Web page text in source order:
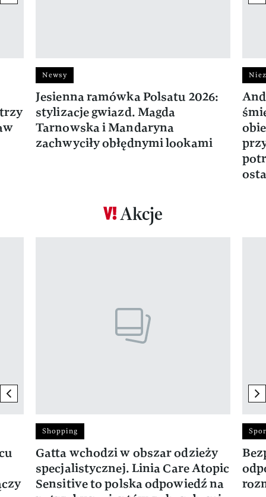
Newsy
Jesienna ramówka Polsatu 2026:
stylizacje gwiazd. Magda
Tarnowska i Mandaryna
zachwyciły obłędnymi lookami
Akcje
previous element
Shopping
Gatta wchodzi w obszar odzieży
specjalistycznej. Linia Care Atopic
Sensitive to polska odpowiedź na